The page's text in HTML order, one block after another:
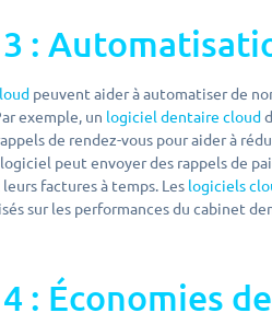
:
peuvent aider à automatiser de
exemple, un logiciel dentaire cloud
de rendez-vous pour aider à
logiciel peut envoyer des rappels de
factures à temps. Les logiciels
sur les performances du cabinet
: Économies